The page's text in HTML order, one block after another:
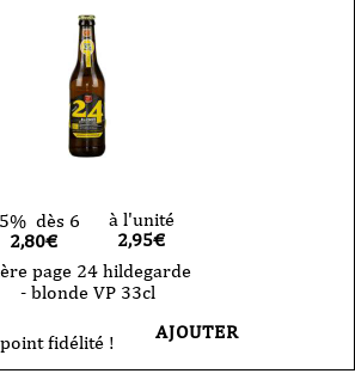
dès 6
2,80€
à l'unité
2,95€
page 24 hildegarde
- blonde VP 33cl
point fidélité ! AJOUTER